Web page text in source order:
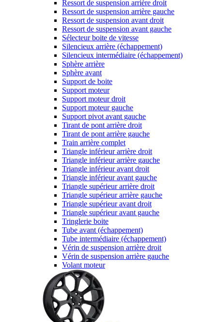
Ressort de suspension arrière droit
Ressort de suspension arrière gauche
Ressort de suspension avant droit
Ressort de suspension avant gauche
Sélecteur boite de vitesse
Silencieux arrière (échappement)
Silencieux intermédiaire (échappement)
Sphère arrière
Sphère avant
Support de boite
Support moteur
Support moteur droit
Support moteur gauche
Support pivot avant gauche
Tirant de pont arrière droit
Tirant de pont arrière gauche
Train arrière complet
Triangle inférieur arrière droit
Triangle inférieur arrière gauche
Triangle inférieur avant droit
Triangle inférieur avant gauche
Triangle supérieur arrière droit
Triangle supérieur arrière gauche
Triangle supérieur avant droit
Triangle supérieur avant gauche
Tringlerie boite
Tube avant (échappement)
Tube intermédiaire (échappement)
Vérin de suspension arrière droit
Vérin de suspension arrière gauche
Volant moteur